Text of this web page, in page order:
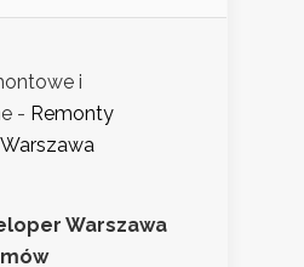
i
- Remonty
Warszawa